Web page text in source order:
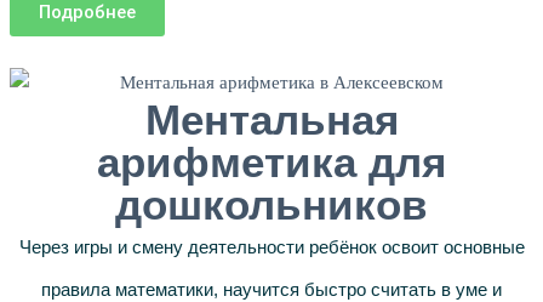
Подробнее
Ментальная
арифметика для
дошкольников
Через игры и смену деятельности ребёнок освоит основные
правила математики, научится быстро считать в уме и